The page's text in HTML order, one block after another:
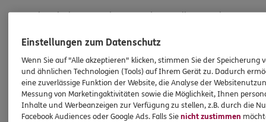
Vor inzwischen 20 Jahren wurde MetallRente als
gegründet. Von Beginn an ist ERGO stolzer Partner
des Versorgungswerkes. Als heute größtes
Versorgungswerk Deutschlands mit mehr als einer
Mio. Versicherten unterstützt MetallRente, Sie und
Ihre Familie für die Zukunft optimal zu versorgen.
Ein Vorteil, zu dem wir Sie gerne ausführlich
Einstellungen zum Datenschutz
Wenn Sie auf "Alle akzeptieren" klicken, stimmen Sie der Speicherung
und ähnlichen Technologien (Tools) auf Ihrem Gerät zu. Dadurch
eine zuverlässige Funktion der Website, die Analyse der
Messung von Marketingaktivitäten sowie die Möglichkeit, Ihnen
Inhalte und Werbeanzeigen zur Verfügung zu stellen, z.B. durch die
Facebook Audiences oder Google Ads. Falls Sienicht zustimmen